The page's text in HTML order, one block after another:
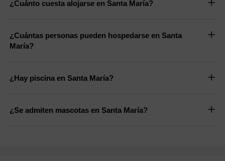
¿Cuánto cuesta alojarse en Santa María?
¿Cuántas personas pueden hospedarse en Santa
María?
¿Hay piscina en Santa María?
¿Se admiten mascotas en Santa María?